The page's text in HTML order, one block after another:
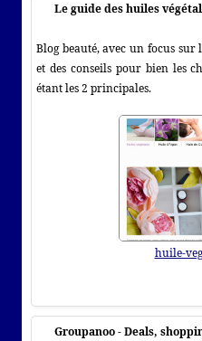
Le guide des huiles
Blog beauté, avec un focus sur
et des conseils pour bien les
étant les 2 principales.
huile-
Groupanoo - Deals,